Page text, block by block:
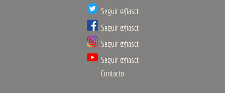
Seguir @fiasct
Seguir @fiasct
Seguir @fiasct
Seguir @fiasct
Contacto